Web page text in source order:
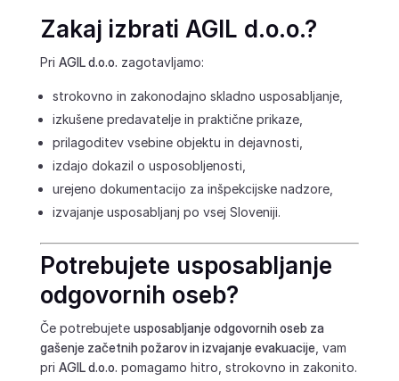
Zakaj izbrati AGIL d.o.o.?
Pri AGIL d.o.o. zagotavljamo:
strokovno in zakonodajno skladno usposabljanje,
izkušene predavatelje in praktične prikaze,
prilagoditev vsebine objektu in dejavnosti,
izdajo dokazil o usposobljenosti,
urejeno dokumentacijo za inšpekcijske nadzore,
izvajanje usposabljanj po vsej Sloveniji.
Potrebujete usposabljanje
odgovornih oseb?
Če potrebujete usposabljanje odgovornih oseb za
gašenje začetnih požarov in izvajanje evakuacije, vam
pri AGIL d.o.o. pomagamo hitro, strokovno in zakonito.